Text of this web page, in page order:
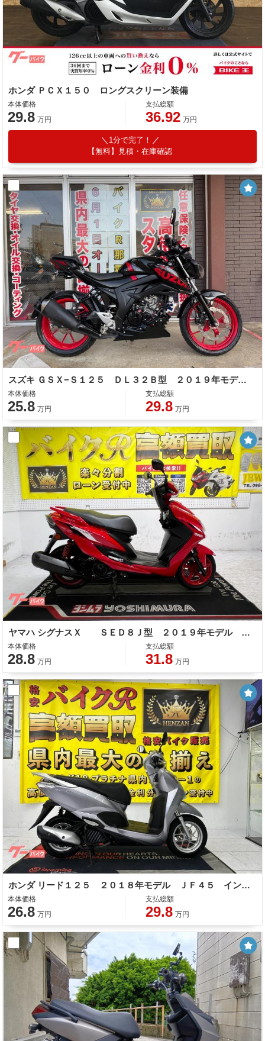
ホンダ ＰＣＸ１５０ ロングスクリーン装備
本体価格
29.8 万円
支払総額
36.92 万円
1分で完了！
【無料】見積・在庫確認
スズキ ＧＳＸ−Ｓ１２５ ＤＬ３２Ｂ型 ２０１９年モデル ＡＢＳ フェンダーレス 社外フェンダー レバー
本体価格
25.8 万円
支払総額
29.8 万円
ヤマハ シグナスＸ ＳＥＤ８Ｊ型 ２０１９年モデル ＬＥＤヘッドライト センタースタンド サイドスタンド
本体価格
28.8 万円
支払総額
31.8 万円
ホンダ リード１２５ ２０１８年モデル ＪＦ４５ インジェクション
本体価格
26.8 万円
支払総額
29.8 万円